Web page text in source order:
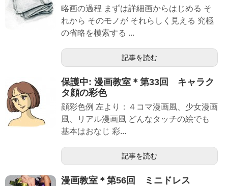
略画の過程 まずは詳細画からはじめる そ
れから そのモノが それらしく見える 究極
の省略を模索する ...
記事を読む
保護中: 漫画教室＊第33回 キャラク
タ顔の彩色
顔彩色例 左より：４コマ漫画風、少女漫画
風、リアル漫画風 どんなタッチの絵でも
基本はおなじ 彩...
記事を読む
漫画教室＊第56回 ミニドレス